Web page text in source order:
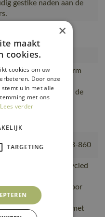
gestike naden aan de
comfortabele pasvorm
De naad in de
met een zacht
Tricot bij de hals.
50602-010, 50143-860
van of bevat gerecycled
getransporteerd door
met ISO
in zendingen met
×
maakt
cookies.
cookies om uw
Door onze
u in met alle
met ons
Lees verder
TARGETING